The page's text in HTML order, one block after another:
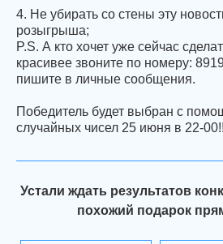
4. Не убирать со стены эту
розыгрыша;
P.S. А кто хочет уже сейчас
красивее звоните по номеру:
пишите в личные сообщения.
Победитель будет выбран с
случайных чисел 25 июня в 22-
Устали ждать результатов
похожий подарок